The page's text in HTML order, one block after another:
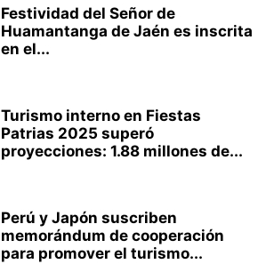
Festividad del Señor de
Huamantanga de Jaén es inscrita
en el...
Turismo interno en Fiestas
Patrias 2025 superó
proyecciones: 1.88 millones de...
Perú y Japón suscriben
memorándum de cooperación
para promover el turismo...